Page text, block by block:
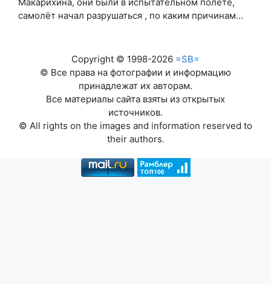
Макарихина, они были в испытательном полете,
самолёт начал разрушаться , по каким причинам…
Copyright © 1998-2026 =SB=
© Все права на фотографии и информацию
принадлежат их авторам.
Все материалы сайта взяты из открытых
источников.
© All rights on the images and information reserved to
their authors.